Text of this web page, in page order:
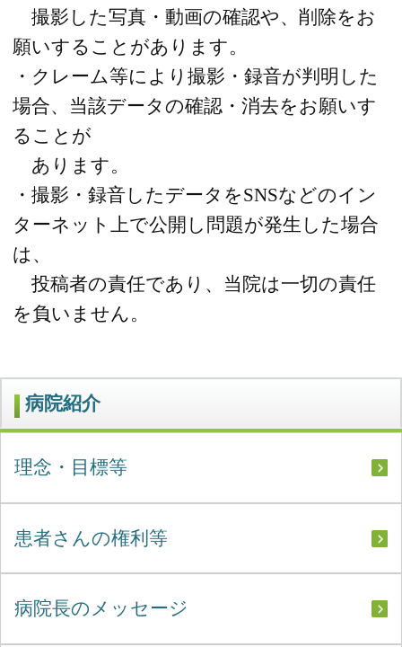
撮影した写真・動画の確認や、削除をお
願いすることがあります。
・クレーム等により撮影・録音が判明した
場合、当該データの確認・消去をお願いす
ることが
あります。
・撮影・録音したデータをSNSなどのイン
ターネット上で公開し問題が発生した場合
は、
投稿者の責任であり、当院は一切の責任
を負いません。
病院紹介
理念・目標等
患者さんの権利等
病院長のメッセージ